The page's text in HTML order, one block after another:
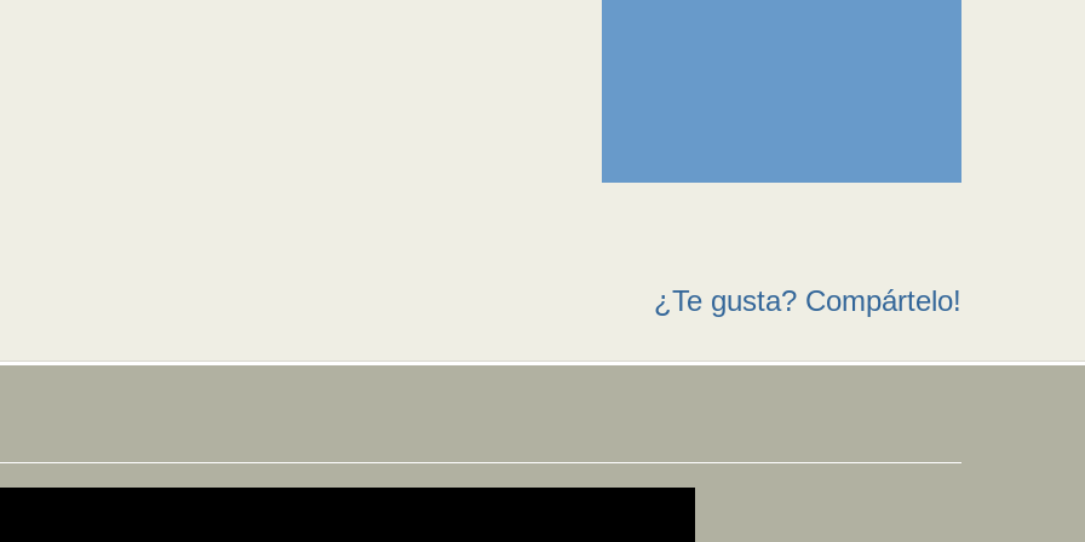
¿Te gusta? Compártelo!